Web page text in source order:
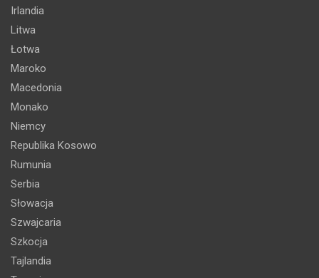
Irlandia
Litwa
Łotwa
Maroko
Macedonia
Monako
Niemcy
Republika Kosowo
Rumunia
Serbia
Słowacja
Szwajcaria
Szkocja
Tajlandia